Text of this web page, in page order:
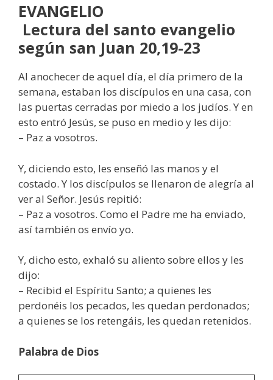
EVANGELIO
Lectura del santo evangelio
según san Juan 20,19-23
Al anochecer de aquel día, el día primero de la
semana, estaban los discípulos en una casa, con
las puertas cerradas por miedo a los judíos. Y en
esto entró Jesús, se puso en medio y les dijo:
– Paz a vosotros.
Y, diciendo esto, les enseñó las manos y el
costado. Y los discípulos se llenaron de alegría al
ver al Señor. Jesús repitió:
– Paz a vosotros. Como el Padre me ha enviado,
así también os envío yo.
Y, dicho esto, exhaló su aliento sobre ellos y les
dijo:
– Recibid el Espíritu Santo; a quienes les
perdonéis los pecados, les quedan perdonados;
a quienes se los retengáis, les quedan retenidos.
Palabra de Dios